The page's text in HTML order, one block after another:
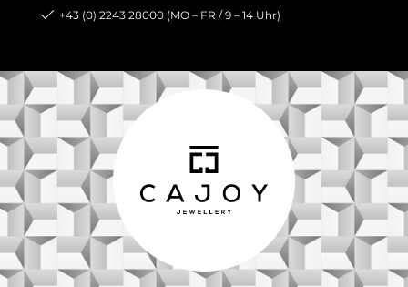
+43 (0) 2243 28000 (MO – FR / 9 – 14 Uhr)